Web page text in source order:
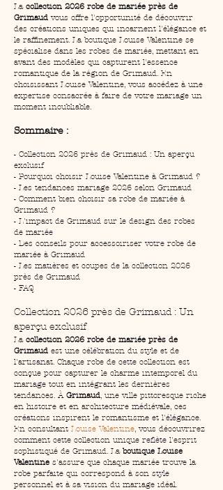
La collection 2026 robe de mariée près de
Grimaud vous offre l'opportunité de découvrir
des créations uniques qui incarnent l'élégance et
le raffinement. La boutique Louise Valentine se
spécialise dans les robes de mariée, mettant en
avant des modèles qui capturent l'essence
romantique de la région de Grimaud. En
choisissant Louise Valentine, vous accédez à une
expertise consacrée à faire de votre mariage un
moment inoubliable.
Sommaire :
- Collection 2026 près de Grimaud : Un aperçu
exclusif
- Pourquoi choisir Louise Valentine à Grimaud ?
- Les tendances mariage 2026 selon Grimaud
- Comment bien choisir sa robe de mariée à
Grimaud ?
- L'impact de Grimaud sur le design des robes
de mariée
- Des conseils pour accessoiriser votre robe de
mariée à Grimaud
- Les matières et coupes de la collection 2026
près de Grimaud
- FAQ
Collection 2026 près de Grimaud : Un
aperçu exclusif
La collection 2026 robe de mariée près de
Grimaud est une célébration du style et de
l'artisanat. Chaque robe de cette collection est
conçue pour capturer le charme intemporel du
mariage tout en intégrant les dernières
tendances. À Grimaud, une ville pittoresque riche
en histoire et en architecture médiévale, ces
créations inspirent le romantisme et l'élégance.
En consultant Louise Valentine, vous découvrirez
comment cette collection unique reflète l'esprit
sophistiqué de Grimaud. La boutique Louise
Valentine s'assure que chaque mariée trouve la
robe parfaite qui correspond à son style
personnel et à sa vision du mariage idéal.